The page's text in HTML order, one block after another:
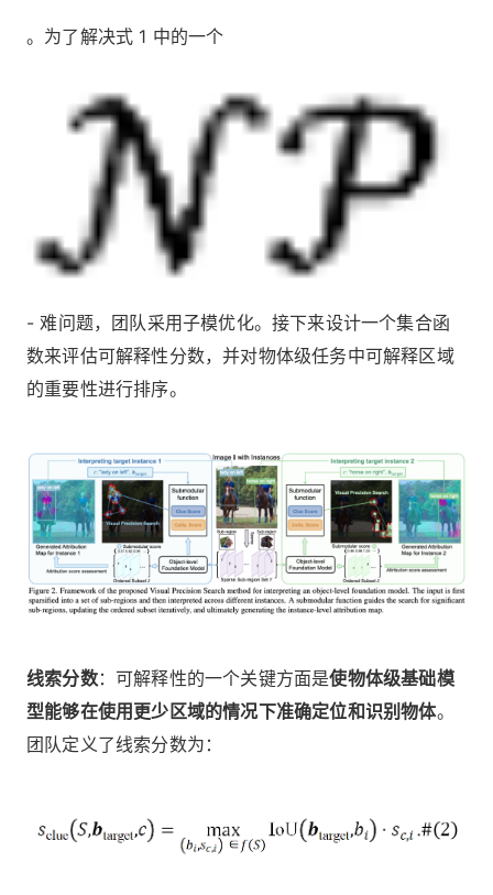
。为了解决式 1 中的一个
- 难问题，团队采用子模优化。接下来设计一个集合函
数来评估可解释性分数，并对物体级任务中可解释区域
的重要性进行排序。
线索分数：可解释性的一个关键方面是使物体级基础模
型能够在使用更少区域的情况下准确定位和识别物体。
团队定义了线索分数为：